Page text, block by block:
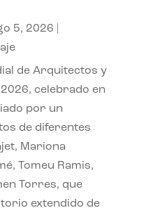
5, 2026
de Arquitectos y
celebrado en
por un
de diferentes
Mariona
Tomeu Ramis,
Torres, que
extendido de